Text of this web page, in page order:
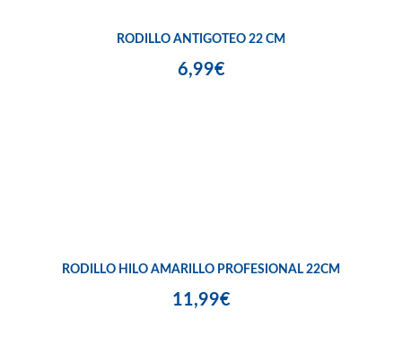
RODILLO ANTIGOTEO 22 CM
6,99€
RODILLO HILO AMARILLO PROFESIONAL 22CM
11,99€